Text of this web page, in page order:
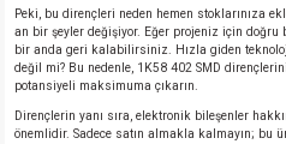
Peki, bu dirençleri neden hemen stoklarınıza
an bir şeyler değişiyor. Eğer projeniz için doğru
bir anda geri kalabilirsiniz. Hızla giden
değil mi? Bu nedenle, 1K58 402 SMD
potansiyeli maksimuma çıkarın.
Dirençlerin yanı sıra, elektronik bileşenler
önemlidir. Sadece satın almakla kalmayın; bu